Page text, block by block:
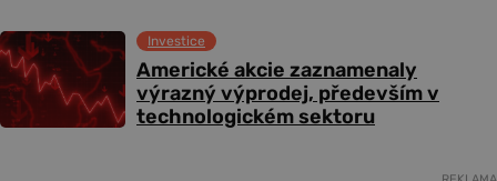
Americké akcie zaznamenaly
výrazný výprodej, především v
technologickém sektoru
Investice